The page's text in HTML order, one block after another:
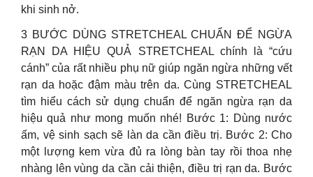
khi sinh nở.
3 BƯỚC DÙNG STRETCHEAL CHUẨN ĐỂ NGỪA
RẠN DA HIỆU QUẢ STRETCHEAL chính là “cứu
cánh” của rất nhiều phụ nữ giúp ngăn ngừa những vết
rạn da hoặc đậm màu trên da. Cùng STRETCHEAL
tìm hiểu cách sử dụng chuẩn để ngăn ngừa rạn da
hiệu quả như mong muốn nhé! Bước 1: Dùng nước
ấm, vệ sinh sạch sẽ làn da cần điều trị. Bước 2: Cho
một lượng kem vừa đủ ra lòng bàn tay rồi thoa nhẹ
nhàng lên vùng da cần cải thiện, điều trị rạn da. Bước